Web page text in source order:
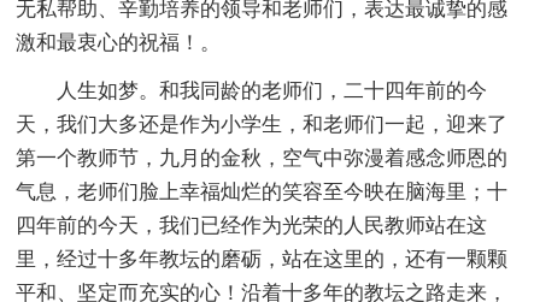
无私帮助、辛勤培养的领导和老师们，表达最诚挚的感
激和最衷心的祝福！。
人生如梦。和我同龄的老师们，二十四年前的今
天，我们大多还是作为小学生，和老师们一起，迎来了
第一个教师节，九月的金秋，空气中弥漫着感念师恩的
气息，老师们脸上幸福灿烂的笑容至今映在脑海里；十
四年前的今天，我们已经作为光荣的人民教师站在这
里，经过十多年教坛的磨砺，站在这里的，还有一颗颗
平和、坚定而充实的心！沿着十多年的教坛之路走来，